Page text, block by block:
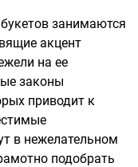
занимаются
акцент
на ее
законы
приводит к
в нежелательном
подобрать